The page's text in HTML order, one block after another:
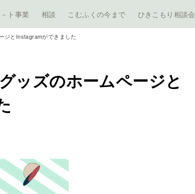
ト事業 相談 こむふくの今まで ひきこもり相談会
ジとInstagramができました
ッズのホームページと